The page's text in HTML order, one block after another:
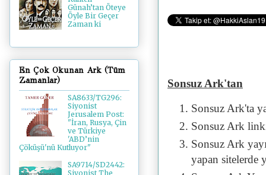
Sonsuz Ark'tan
Sonsuz Ark'ta
Sonsuz Ark
Sonsuz Ark
yapan sitelerde
Günah’tan Öteye
Öyle Bir Geçer
Zaman ki
En Çok Okunan Ark (Tüm
Zamanlar)
SA8633/TG296:
Siyonist
Jerusalem Post:
"İran, Rusya, Çin
ve Türkiye
'ABD’nin
Çöküşü'nü Kutluyor"
SA9714/SD2442:
Siyonist The